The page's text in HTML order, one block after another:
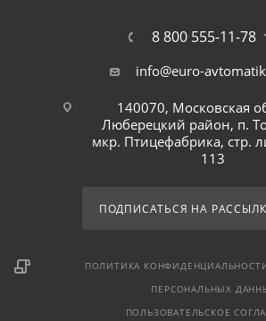
8 800 555-11-78
info@euro-
140070, Московская
Люберецкий район, п.
мкр. Птицефабрика, стр.
113
ПОДПИСАТЬСЯ НА
ПОЛИТИКА
ПЕРСОНАЛЬНЫХ
ПОЛЬЗОВАТЕЛЬСКОЕ